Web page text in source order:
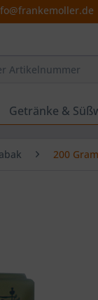
Getränke &
200